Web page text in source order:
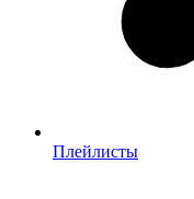
Плейлисты